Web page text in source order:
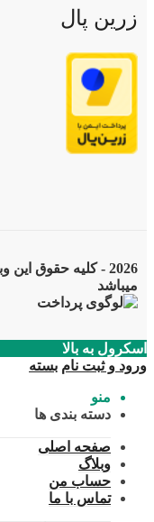
زرین پال
2026 - کلیه حقوق
میباشد
اسکرول به بالا
ورود و ثبت نام بسته
منو
دسته بندی ها
صفحه اصلی
وبلاگ
حساب من
تماس با ما